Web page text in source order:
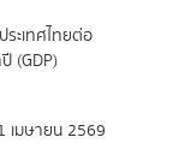
ะเทศไทยต่อ
(GDP)
เมษายน 2569